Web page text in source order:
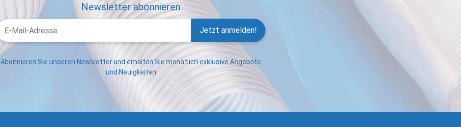
Newsletter abonnieren
Jetzt anmelden!
Abonnieren Sie unseren Newsletter und erhalten Sie monatlich exklusive Angebote
und Neuigkeiten